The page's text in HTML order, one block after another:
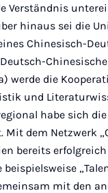
Verständnis
hinaus sei die
Chinesisch-
werde die
und
habe sich
dem Netzwerk
bereits
beispielsweise
mit den